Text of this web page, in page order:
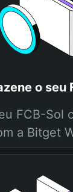
o seu
FCB-Sol
a Bitget